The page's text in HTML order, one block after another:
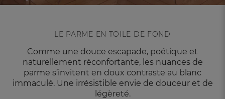
LE PARME EN TOILE DE FOND
Comme une douce escapade, poétique et
naturellement réconfortante, les nuances de
parme s’invitent en doux contraste au blanc
immaculé. Une irrésistible envie de douceur et de
légèreté.